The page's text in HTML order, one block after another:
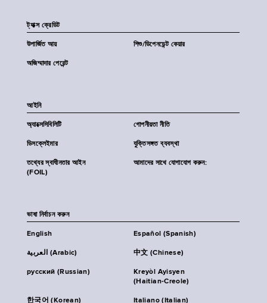
ট্যাক্স ক্রেডিট
উপার্জিত আয় শিশু/ডিপেনডেন্ট কেয়ার
অজিম্মাদার পেরেন্ট
আইনি
অ্যাক্সেসিবিলিটি গোপনীয়তা নীতি
ডিসক্লেইমার যুক্তিসঙ্গত ব্যবস্থা
তথ্যের স্বাধীনতার আইন
(FOIL)
আমাদের সাথে যোগাযোগ করুন:
ভাষা নির্বাচন করুন
English Español (Spanish)
العربية (Arabic) 中文 (Chinese)
русский (Russian)
Kreyòl Ayisyen
(Haitian-Creole)
한국어 (Korean) Italiano (Italian)